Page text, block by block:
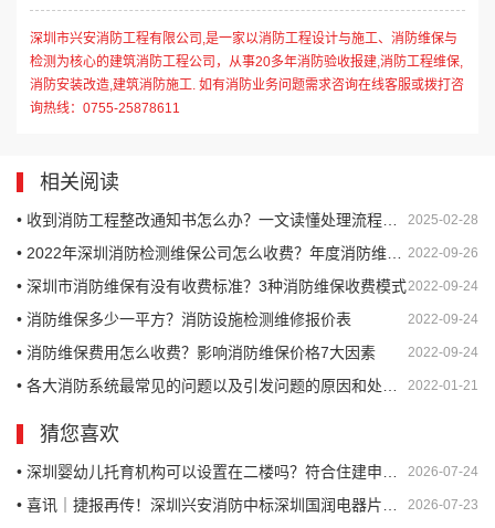
深圳市兴安消防工程有限公司,是一家以消防工程设计与施工、消防维保与
检测为核心的建筑消防工程公司，从事20多年消防验收报建,消防工程维保,
消防安装改造,建筑消防施工. 如有消防业务问题需求咨询在线客服或拨打咨
询热线：0755-25878611
相关阅读
2025-02-28
• 收到消防工程整改通知书怎么办？一文读懂处理流程与注意事项
2022-09-26
• 2022年深圳消防检测维保公司怎么收费？年度消防维保怎么收费？
2022-09-24
• 深圳市消防维保有没有收费标准？3种消防维保收费模式
2022-09-24
• 消防维保多少一平方？消防设施检测维修报价表
2022-09-24
• 消防维保费用怎么收费？影响消防维保价格7大因素
2022-01-21
• 各大消防系统最常见的问题以及引发问题的原因和处理方法
猜您喜欢
2026-07-24
• 深圳婴幼儿托育机构可以设置在二楼吗？符合住建申报验收的条件吗？
2026-07-23
• 喜讯｜捷报再传！深圳兴安消防中标深圳国润电器片区城市更新项目消防工程（一标段）